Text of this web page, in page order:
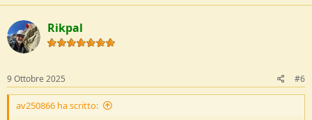
c
t
i
o
n
Rikpal
9 Ottobre 2025 #6
av250866 ha scritto: